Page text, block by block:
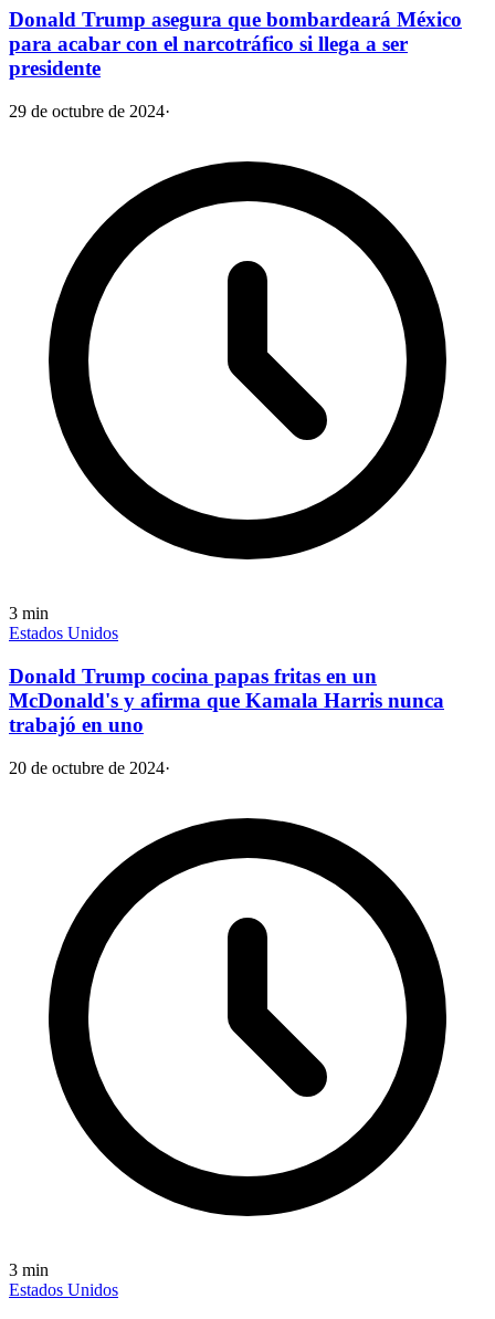
Donald Trump asegura que bombardeará México
para acabar con el narcotráfico si llega a ser
presidente
29 de octubre de 2024·
3 min
Estados Unidos
Donald Trump cocina papas fritas en un
McDonald's y afirma que Kamala Harris nunca
trabajó en uno
20 de octubre de 2024·
3 min
Estados Unidos